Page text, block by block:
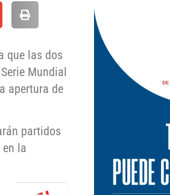
que las dos
Mundial
apertura de
partidos
la